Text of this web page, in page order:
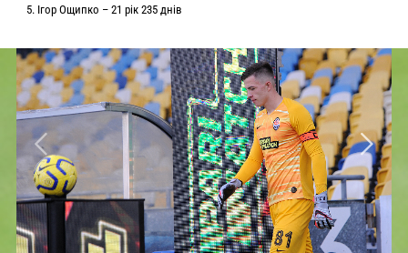
5. Ігор Ощипко – 21 рік 235 днів